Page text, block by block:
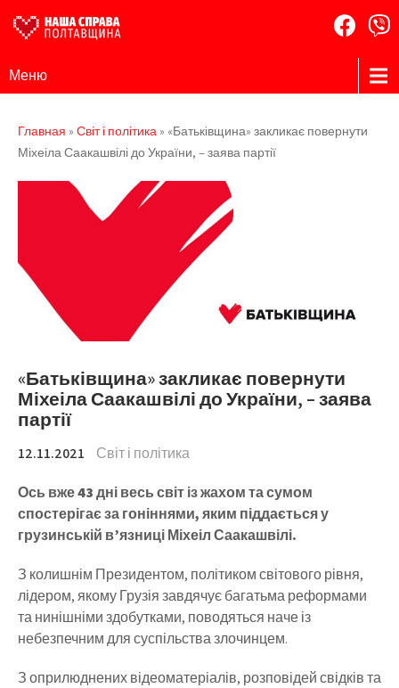
Справа
Полтавщина
організація
Меню
Главная » Світ і політика » «Батьківщина» закликає повернути
Міхеіла Саакашвілі до України, – заява партії
«Батьківщина» закликає повернути
Міхеіла Саакашвілі до України, – заява
партії
12.11.2021 Світ і політика
Ось вже 43 дні весь світ із жахом та сумом
спостерігає за гоніннями, яким піддається у
грузинській в’язниці Міхеіл Саакашвілі.
З колишнім Президентом, політиком світового рівня,
лідером, якому Грузія завдячує багатьма реформами
та нинішніми здобутками, поводяться наче із
небезпечним для суспільства злочинцем.
З оприлюднених відеоматеріалів, розповідей свідків та